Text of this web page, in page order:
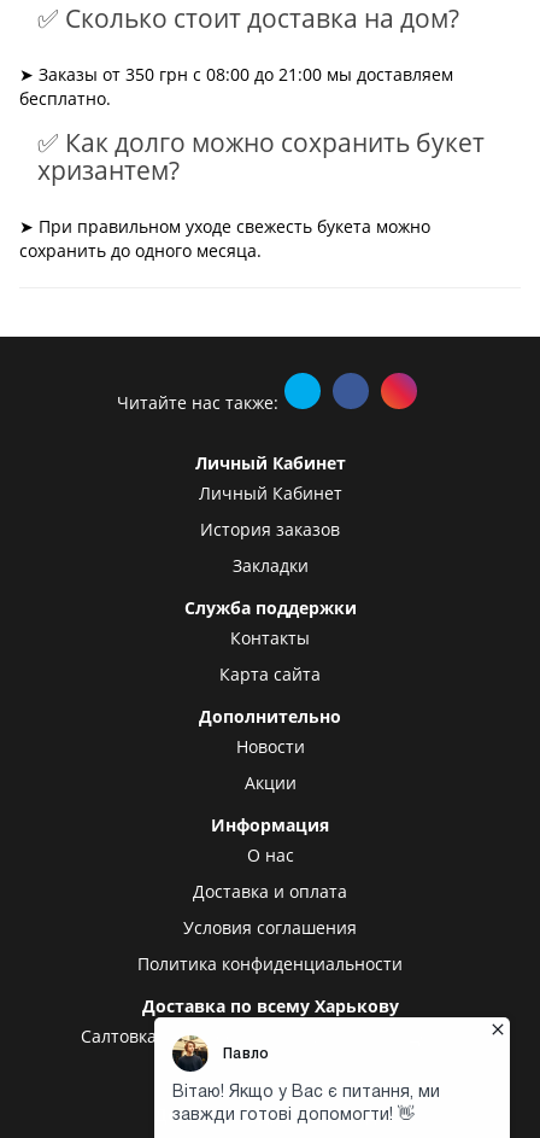
✅ Сколько стоит доставка на дом?
➤ Заказы от 350 грн с 08:00 до 21:00 мы доставляем
бесплатно.
✅ Как долго можно сохранить букет
хризантем?
➤ При правильном уходе свежесть букета можно
сохранить до одного месяца.
Читайте нас также:
Личный Кабинет
Личный Кабинет
История заказов
Закладки
Служба поддержки
Контакты
Карта сайта
Дополнительно
Новости
Акции
Информация
О нас
Доставка и оплата
Условия соглашения
Политика конфиденциальности
Доставка по всему Харькову
Салтовка
Алексеевка
Центральный рынок
Доставка в другие города